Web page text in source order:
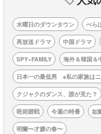
水曜日のダウンタウン べら
再放送ドラマ
中国ドラマ
SPY×FAMILY
海外＆韓国＆
日本一の最低男 ※私の家族は
クジャクのダンス、誰が見た？
呪術廻戦
今週の特番
如
明蘭〜才媛の春〜